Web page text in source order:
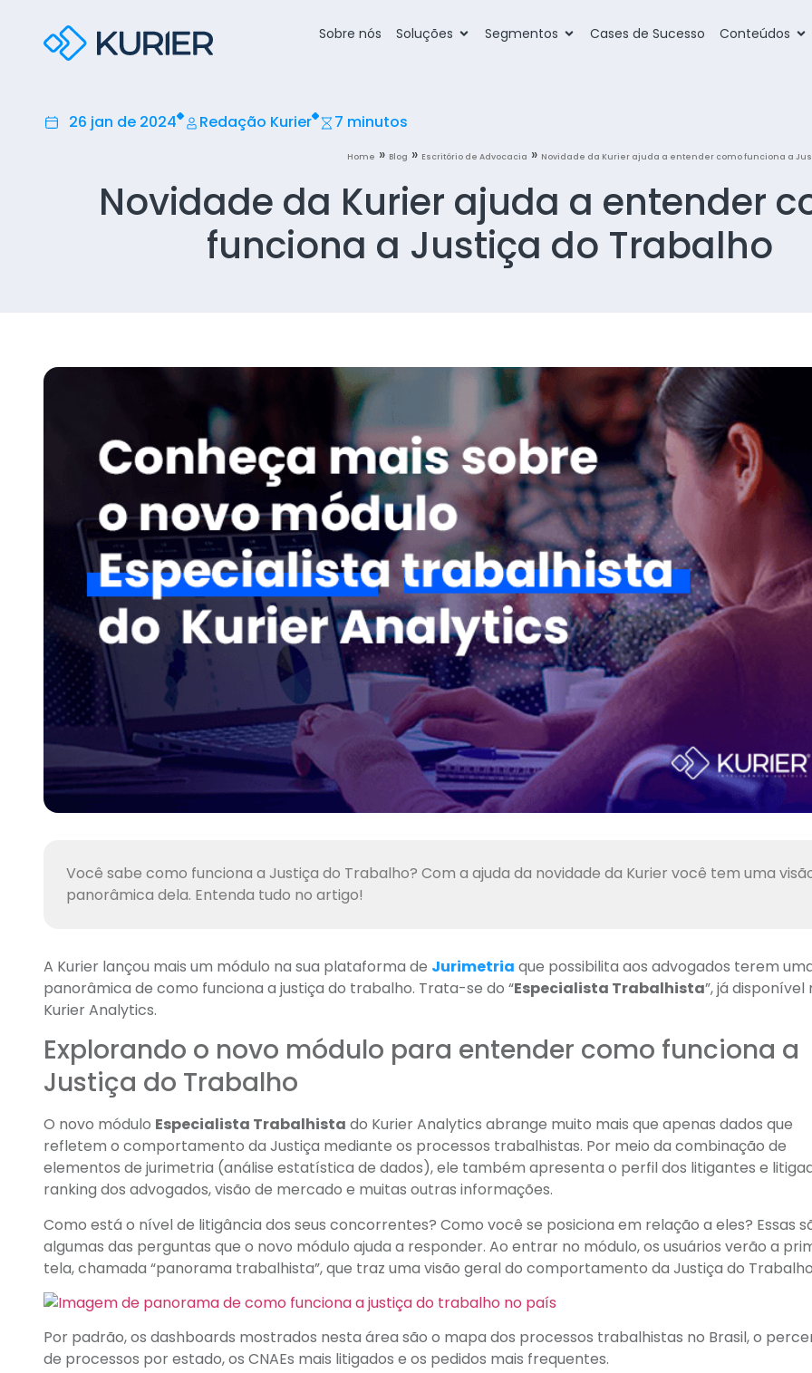
Sobre nós Soluções Segmentos Cases de Sucesso Conteúdos
26 jan de 2024 Redação Kurier 7 minutos
Home » Blog » Escritório de Advocacia » Novidade da Kurier ajuda a entender como funciona a
Novidade da Kurier ajuda a entender
funciona a Justiça do Trabalho
Você sabe como funciona a Justiça do Trabalho? Com a ajuda da novidade da Kurier você tem uma
panorâmica dela. Entenda tudo no artigo!
A Kurier lançou mais um módulo na sua plataforma de Jurimetria que possibilita aos advogados terem
panorâmica de como funciona a justiça do trabalho. Trata-se do “Especialista Trabalhista”, já disponível
Kurier Analytics.
Explorando o novo módulo para entender como funciona a
Justiça do Trabalho
O novo módulo Especialista Trabalhista do Kurier Analytics abrange muito mais que apenas dados que
refletem o comportamento da Justiça mediante os processos trabalhistas. Por meio da combinação de
elementos de jurimetria (análise estatística de dados), ele também apresenta o perfil dos litigantes e
ranking dos advogados, visão de mercado e muitas outras informações.
Como está o nível de litigância dos seus concorrentes? Como você se posiciona em relação a eles? Essas
algumas das perguntas que o novo módulo ajuda a responder. Ao entrar no módulo, os usuários verão a
tela, chamada “panorama trabalhista”, que traz uma visão geral do comportamento da Justiça do
Por padrão, os dashboards mostrados nesta área são o mapa dos processos trabalhistas no Brasil, o
de processos por estado, os CNAEs mais litigados e os pedidos mais frequentes.